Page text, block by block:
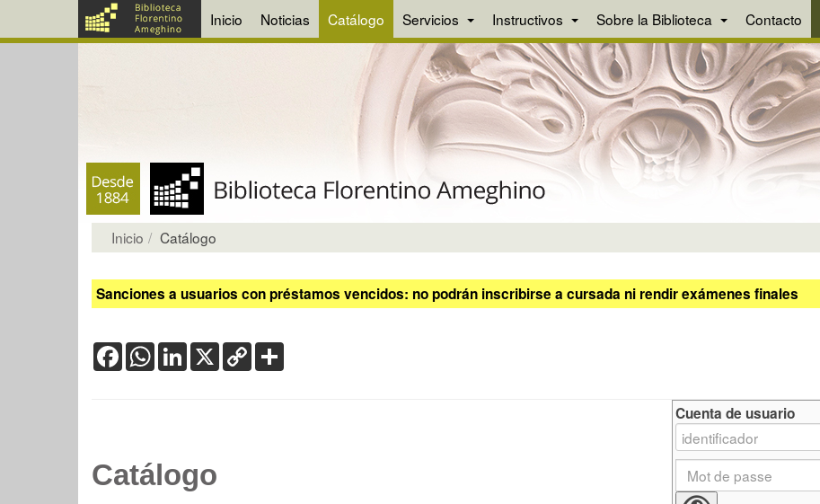
Inicio Noticias Catálogo Servicios Instructivos Sobre la Biblioteca Contacto
Inicio Catálogo
Sanciones a usuarios con préstamos vencidos: no podrán inscribirse a cursada ni rendir exámenes finales
FacebookWhatsApp
LinkedIn
X Copy
Link
Catálogo
Cuenta de usuario